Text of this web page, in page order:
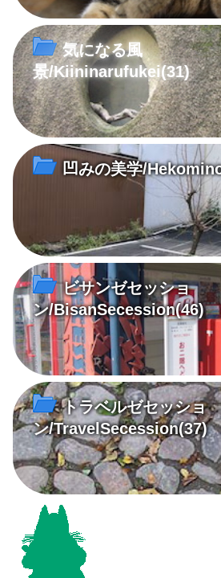
気になる風
景/Kiininarufukei(31)
凹みの美学/
ビサンゼセッショ
ン/BisanSecession(46)
トラベルゼセッショ
ン/TravelSecession(37)